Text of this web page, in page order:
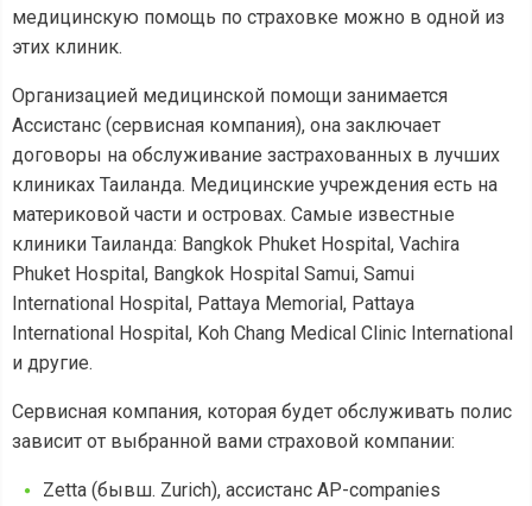
медицинскую помощь по страховке можно в одной из
этих клиник.
Организацией медицинской помощи занимается
Ассистанс (сервисная компания), она заключает
договоры на обслуживание застрахованных в лучших
клиниках Таиланда. Медицинские учреждения есть на
материковой части и островах. Самые известные
клиники Таиланда: Bangkok Phuket Hospital, Vachira
Phuket Hospital, Bangkok Hospital Samui, Samui
International Hospital, Pattaya Memorial, Pattaya
International Hospital, Koh Chang Medical Clinic International
и другие.
Сервисная компания, которая будет обслуживать полис
зависит от выбранной вами страховой компании:
Zetta (бывш. Zurich), ассистанс AP-companies